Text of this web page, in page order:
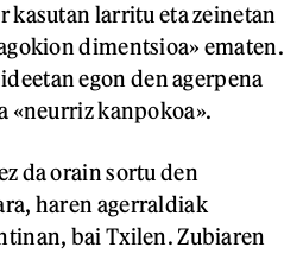
kasutan larritu eta zeinetan
dimentsioa» ematen.
egon den agerpena
«neurriz kanpokoa».
da orain sortu den
haren agerraldiak
bai Txilen. Zubiaren